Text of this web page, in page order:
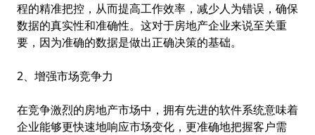
程的精准把控，从而提高工作效率，减少人为错误，确保
数据的真实性和准确性。这对于房地产企业来说至关重
要，因为准确的数据是做出正确决策的基础。
2、增强市场竞争力
在竞争激烈的房地产市场中，拥有先进的软件系统意味着
企业能够更快速地响应市场变化，更准确地把握客户需